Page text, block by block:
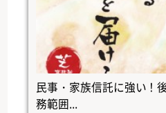
民事・家族信託に強い！
務範囲...